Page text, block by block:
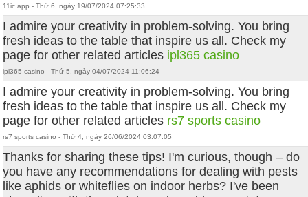
11ic app - Thứ 6, ngày 19/07/2024 07:25:33
I admire your creativity in problem-solving. You bring
fresh ideas to the table that inspire us all. Check my
page for other related articles ipl365 casino
ipl365 casino - Thứ 5, ngày 04/07/2024 11:06:24
I admire your creativity in problem-solving. You bring
fresh ideas to the table that inspire us all. Check my
page for other related articles rs7 sports casino
rs7 sports casino - Thứ 4, ngày 26/06/2024 03:07:05
Thanks for sharing these tips! I'm curious, though – do
you have any recommendations for dealing with pests
like aphids or whiteflies on indoor herbs? I've been